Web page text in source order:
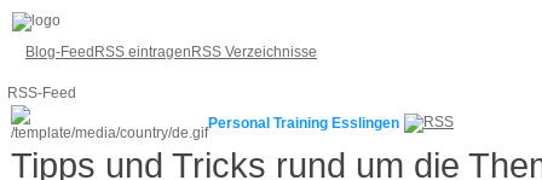
Blog-Feed RSS eintragen RSS Verzeichnisse
RSS-Feed
Personal Training Esslingen
Tipps und Tricks rund um die